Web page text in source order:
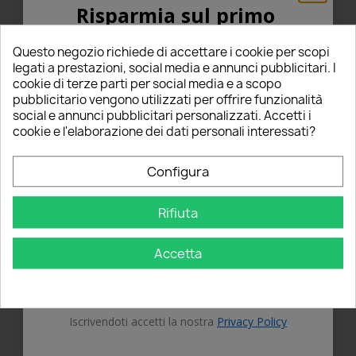
02/12/2024
Svolgono la loro funzione
Peccato che uno dei 2 adattatori mi ha fatto
impazzire. L'ho dovuto smontare per capire
che c'erano delle saldature errate che
creavano problemi. Ho riparato da solo per
Recommended to buy: thumb_upYes
Questo negozio richiede di accettare i cookie per scopi
legati a prestazioni, social media e annunci pubblicitari. I
cookie di terze parti per social media e a scopo
pubblicitario vengono utilizzati per offrire funzionalità
social e annunci pubblicitari personalizzati. Accetti i
cookie e l'elaborazione dei dati personali interessati?
Configura
Rifiuta
Accetta
Risparmia sul primo
5% PER TE!
Inserisci la tua email qui sotto per ricevere il
5% DI SCONTOsul tuo primo ordine!
Nome
OTTIENI IL 5%
Iscrivendoti accetti la nostra Privacy Policy